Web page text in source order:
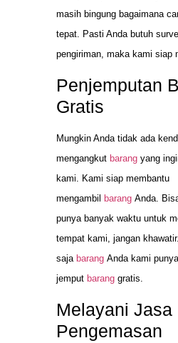
masih bingung bagaimana
tepat. Pasti Anda butuh
pengiriman, maka kami siap
Penjemputan
Gratis
Mungkin Anda tidak ada
mengangkut barang yang
kami. Kami siap membantu
mengambil
barang Anda.
punya banyak waktu untuk
tempat kami, jangan
saja barang Anda kami
jemput barang gratis.
Melayani Jasa
Pengemasan